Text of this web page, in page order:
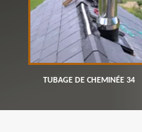
TUBAGE DE CHEMINÉE 34